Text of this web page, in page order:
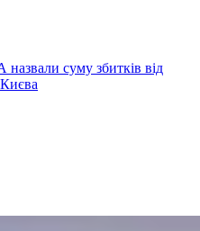
суму збитків від